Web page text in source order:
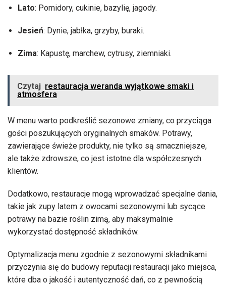
Lato: Pomidory, cukinie, bazylię, jagody.
Jesień: Dynie, jabłka, grzyby, buraki.
Zima: Kapustę, marchew, cytrusy, ziemniaki.
Czytaj restauracja weranda wyjątkowe smaki i
atmosfera
W menu warto podkreślić sezonowe zmiany, co przyciąga
gości poszukujących oryginalnych smaków. Potrawy,
zawierające świeże produkty, nie tylko są smaczniejsze,
ale także zdrowsze, co jest istotne dla współczesnych
klientów.
Dodatkowo, restauracje mogą wprowadzać specjalne dania,
takie jak zupy latem z owocami sezonowymi lub sycące
potrawy na bazie roślin zimą, aby maksymalnie
wykorzystać dostępność składników.
Optymalizacja menu zgodnie z sezonowymi składnikami
przyczynia się do budowy reputacji restauracji jako miejsca,
które dba o jakość i autentyczność dań, co z pewnością